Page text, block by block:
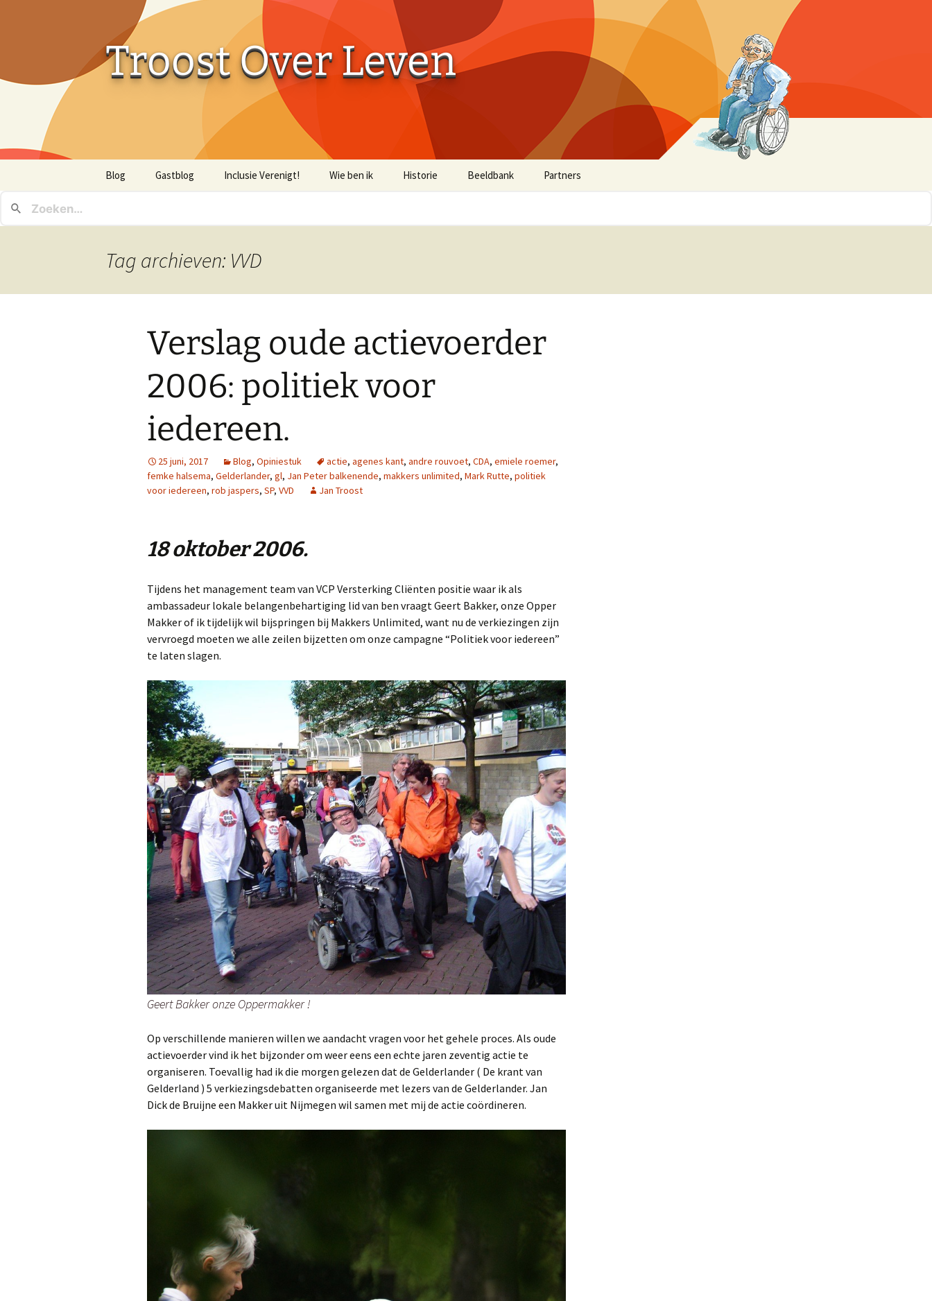
Troost Over Leven
Blog Gastblog Inclusie Verenigt! Wie ben ik Historie Beeldbank Partners
Tag archieven: VVD
Verslag oude actievoerder
2006: politiek voor
iedereen.
25 juni, 2017 Blog, Opiniestuk actie, agenes kant, andre rouvoet, CDA, emiele roemer,
femke halsema, Gelderlander, gl, Jan Peter balkenende, makkers unlimited, Mark Rutte, politiek
voor iedereen, rob jaspers, SP, VVD Jan Troost
18 oktober 2006.
Tijdens het management team van VCP Versterking Cliënten positie waar ik als
ambassadeur lokale belangenbehartiging lid van ben vraagt Geert Bakker, onze Opper
Makker of ik tijdelijk wil bijspringen bij Makkers Unlimited, want nu de verkiezingen zijn
vervroegd moeten we alle zeilen bijzetten om onze campagne “Politiek voor iedereen”
te laten slagen.
Geert Bakker onze Oppermakker !
Op verschillende manieren willen we aandacht vragen voor het gehele proces. Als oude
actievoerder vind ik het bijzonder om weer eens een echte jaren zeventig actie te
organiseren. Toevallig had ik die morgen gelezen dat de Gelderlander ( De krant van
Gelderland ) 5 verkiezingsdebatten organiseerde met lezers van de Gelderlander. Jan
Dick de Bruijne een Makker uit Nijmegen wil samen met mij de actie coördineren.